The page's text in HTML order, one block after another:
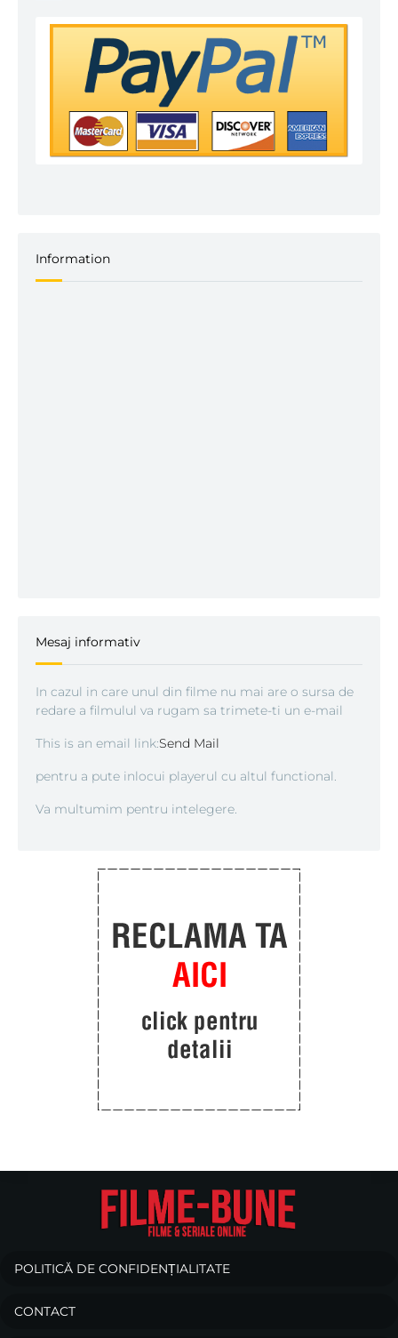
Information
Mesaj informativ
In cazul in care unul din filme nu mai are o sursa de
redare a filmulul va rugam sa trimete-ti un e-mail
This is an email link:Send Mail
pentru a pute inlocui playerul cu altul functional.
Va multumim pentru intelegere.
POLITICĂ DE CONFIDENȚIALITATE
CONTACT